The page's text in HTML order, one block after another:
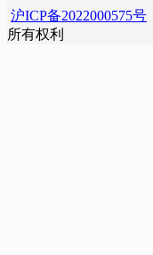
沪ICP备2022000575号
所有权利